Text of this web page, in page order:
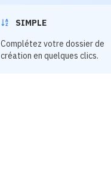
SIMPLE
Complétez votre dossier de
création en quelques clics.